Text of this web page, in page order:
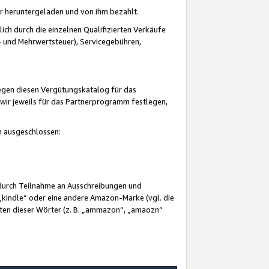
und von ihm bezahlt.
durch die einzelnen Qualifizierten Verkäufe
Mehrwertsteuer), Servicegebühren,
diesen Vergütungskatalog für das
jeweils für das Partnerprogramm festlegen,
Teilnahme an Ausschreibungen und
oder eine andere Amazon-Marke (vgl. die
dieser Wörter (z. B. „ammazon“, „amaozn“